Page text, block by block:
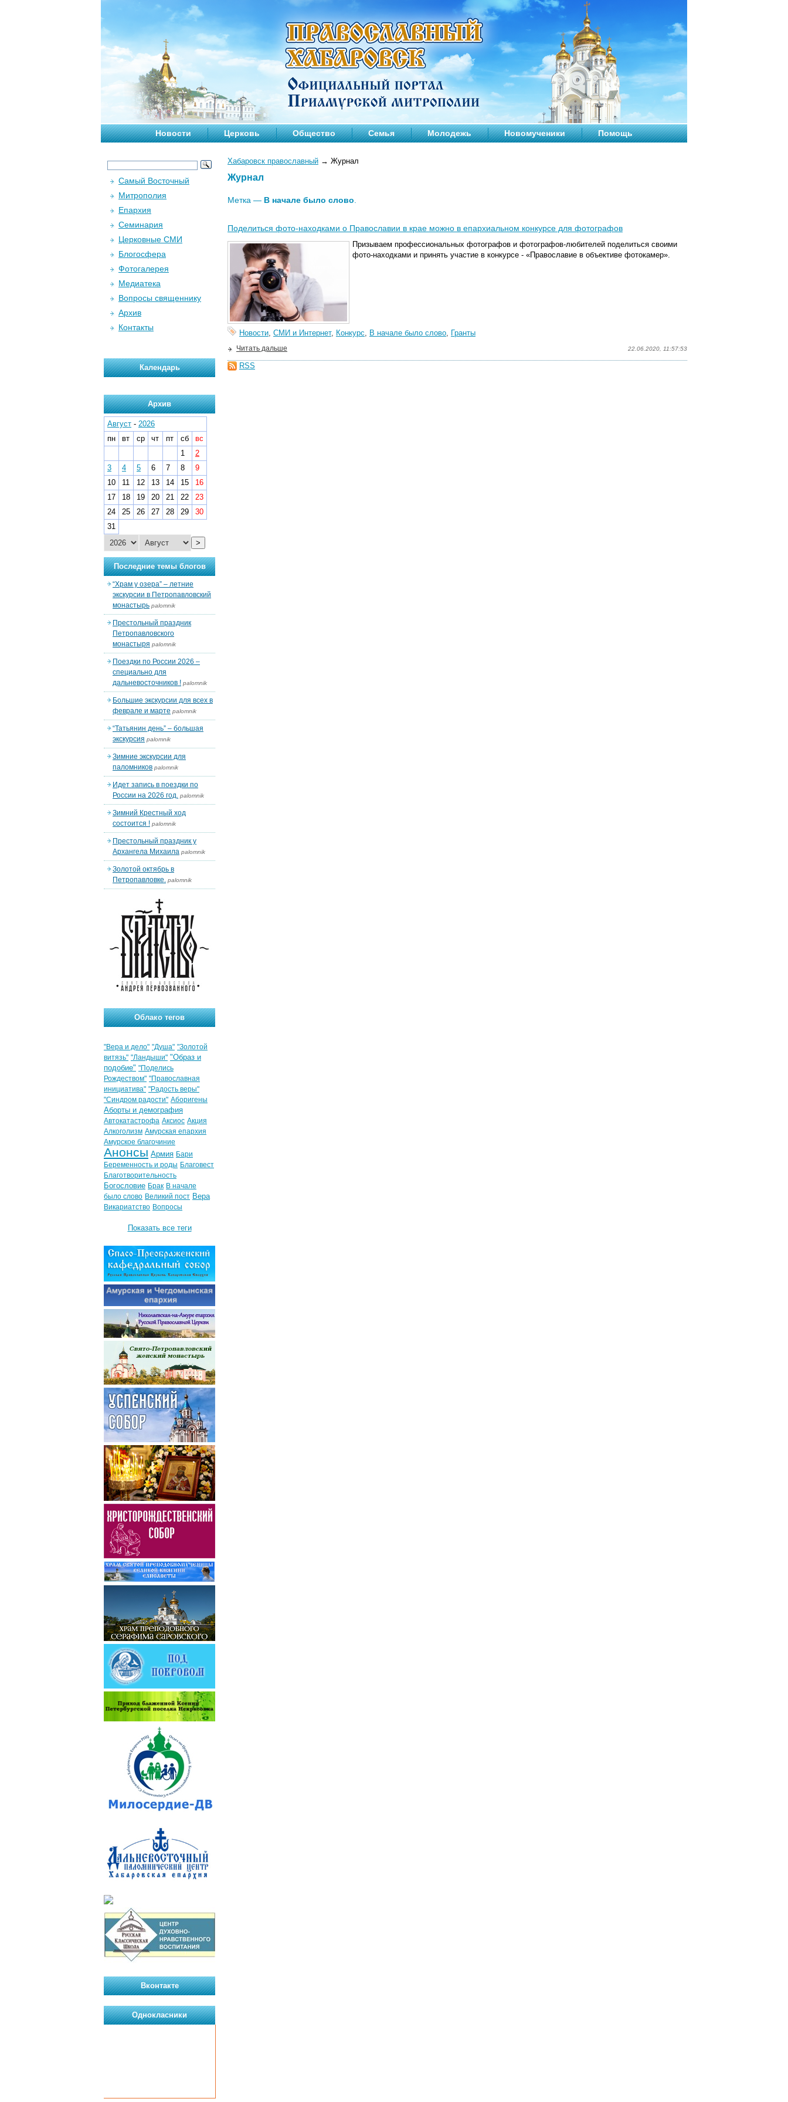
Новости Церковь Общество Семья Молодежь Новомученики Помощь
Хабаровск православный → Журнал
Журнал
Метка — В начале было слово
Поделиться фото-находками о Православии в крае можно в епархиальном конкурсе для фотографов
Призываем профессиональных фотографов и фотографов-любителей поделиться своими
фото-находками и принять участие в конкурсе - «Православие в объективе фотокамер».
Новости, СМИ и Интернет, Конкурс, В начале было слово, Гранты
22.06.2020, 11:57:53
Читать дальше
RSS
Самый Восточный
Митрополия
Епархия
Семинария
Церковные СМИ
Блогосфера
Фотогалерея
Медиатека
Вопросы священнику
Архив
Контакты
Календарь
Архив
Август - 2026
пн
вт ср чт пт сб
вс
1
2
3
4 5 6 7 8
9
10
11 12 13 14 15
16
17
18 19 20 21 22
23
24
25 26 27 28 29
30
31
>
Последние темы блогов
“Храм у озера” – летние
экскурсии в Петропавловский
монастырь palomnik
Престольный праздник
Петропавловского
монастыря palomnik
Поездки по России 2026 –
специально для
дальневосточников ! palomnik
Большие экскурсии для всех в
феврале и марте palomnik
“Татьянин день” – большая
экскурсия palomnik
Зимние экскурсии для
паломников palomnik
Идет запись в поездки по
России на 2026 год. palomnik
Зимний Крестный ход
состоится ! palomnik
Престольный праздник у
Архангела Михаила palomnik
Золотой октябрь в
Петропавловке. palomnik
Облако тегов
"Вера и дело" "Душа" "Золотой
витязь" "Ландыши" "Образ и
подобие" "Поделись
Рождеством" "Православная
инициатива" "Радость веры"
"Синдром радости" Аборигены
Аборты и демография
Автокатастрофа Аксиос Акция
Алкоголизм Амурская епархия
Амурское благочиние
Анонсы Армия Бари
Беременность и роды Благовест
Благотворительность
Богословие Брак В начале
было слово Великий пост Вера
Викариатство Вопросы
Показать все теги
Вконтакте
Однокласники